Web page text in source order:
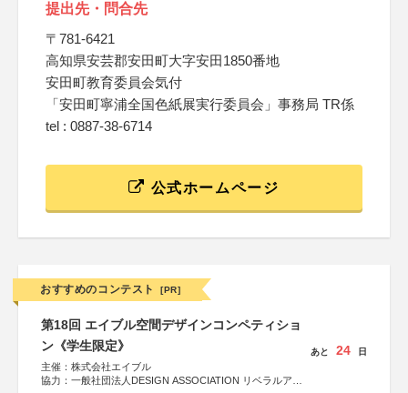
提出先・問合先
〒781-6421
高知県安芸郡安田町大字安田1850番地
安田町教育委員会気付
「安田町寧浦全国色紙展実行委員会」事務局 TR係
tel : 0887-38-6714
公式ホームページ
おすすめのコンテスト [PR]
第18回 エイブル空間デザインコンペティショ
ン《学生限定》
主催：株式会社エイブル
協力：一般社団法人DESIGN ASSOCIATION リベラルアー
あと 24 日